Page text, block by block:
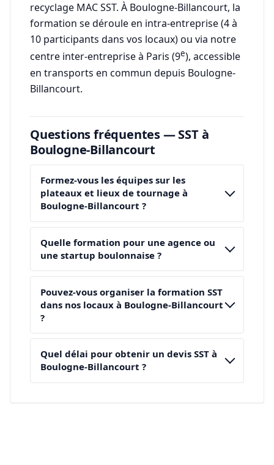
recyclage MAC SST. À Boulogne-Billancourt, la
formation se déroule en intra-entreprise (4 à
10 participants dans vos locaux) ou via notre
centre inter-entreprise à Paris (9e), accessible
en transports en commun depuis Boulogne-
Billancourt.
Questions fréquentes — SST à
Boulogne-Billancourt
Formez-vous les équipes sur les
plateaux et lieux de tournage à
Boulogne-Billancourt ?
Quelle formation pour une agence ou
une startup boulonnaise ?
Pouvez-vous organiser la formation SST
dans nos locaux à Boulogne-Billancourt
?
Quel délai pour obtenir un devis SST à
Boulogne-Billancourt ?